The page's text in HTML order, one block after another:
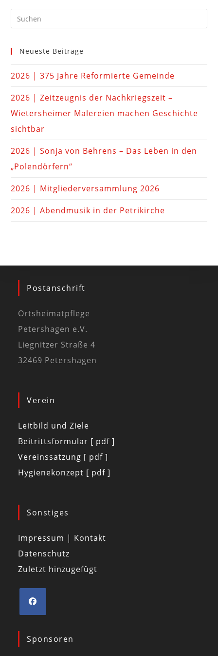
Neueste Beiträge
2026 | 375 Jahre Reformierte Gemeinde
2026 | Zeitzeugnis der Nachkriegszeit –
Wietersheimer Malereien machen Geschichte
sichtbar
2026 | Sonja von Behrens – Das Leben in den
„Polendörfern“
2026 | Mitgliederversammlung 2026
2026 | Abendmusik in der Petrikirche
Postanschrift
Ortsheimatpflege
Petershagen e.V.
Liegnitzer Straße 4
32469 Petershagen
Verein
Leitbild und Ziele
Beitrittsformular [ pdf ]
Vereinssatzung [ pdf ]
Hygienekonzept [ pdf ]
Sonstiges
Impressum | Kontakt
Datenschutz
Zuletzt hinzugefügt
Sponsoren